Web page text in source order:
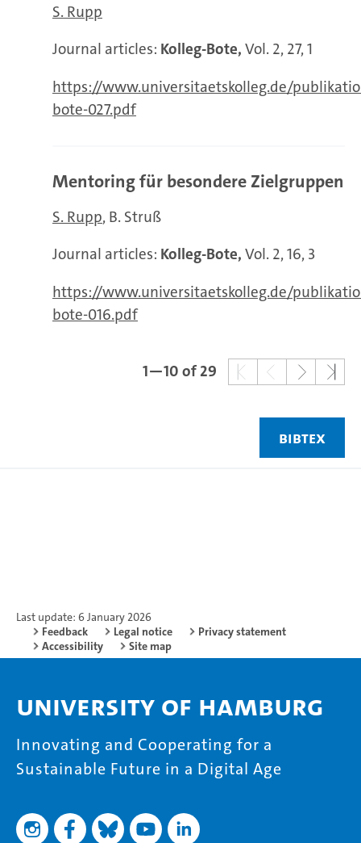
S. Rupp
Journal articles: Kolleg-Bote, Vol. 2, 27, 1
https://www.universitaetskolleg.de/
bote-027.pdf
Mentoring für besondere Zielgruppen
S. Rupp B. Struß
Journal articles: Kolleg-Bote, Vol. 2, 16, 3
https://www.universitaetskolleg.de/
bote-016.pdf
1—10 of 29
BIBTEX
Last update: 6 January 2026
Feedback
Legal notice
Privacy statement
Accessibility
Site map
University of Hamburg
Innovating and Cooperating for a
Sustainable Future in a Digital Age